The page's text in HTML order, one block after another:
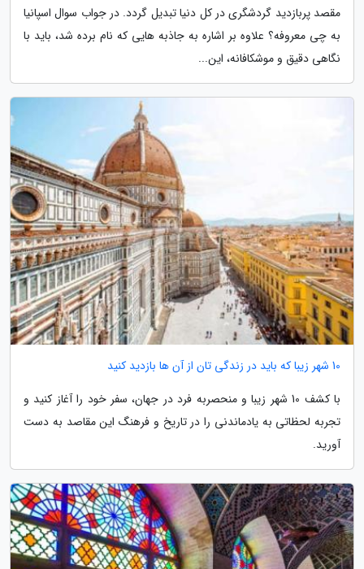
مقصد پربازدید گردشگری در کل دنیا تبدیل گردد. در جواب سوال اسپانیا
به چی معروفه؟ علاوه بر اشاره به جاذبه هایی که نام برده شد، باید با
نگاهی دقیق و موشکافانه، این...
10 شهر زیبا که باید در زندگی تان از آن ها بازدید کنید
با کشف 10 شهر زیبا و منحصربه فرد در جهان، سفر خود را آغاز کنید و
تجربه لحظاتی به یادماندنی را در تاریخ و فرهنگ این مقاصد به دست
آورید.